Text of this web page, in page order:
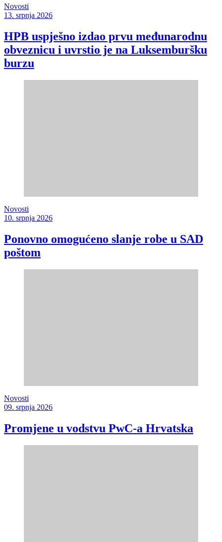
Novosti
13. srpnja 2026
HPB uspješno izdao prvu međunarodnu
obveznicu i uvrstio je na Luksemburšku
burzu
Novosti
10. srpnja 2026
Ponovno omogućeno slanje robe u SAD
poštom
Novosti
09. srpnja 2026
Promjene u vodstvu PwC-a Hrvatska